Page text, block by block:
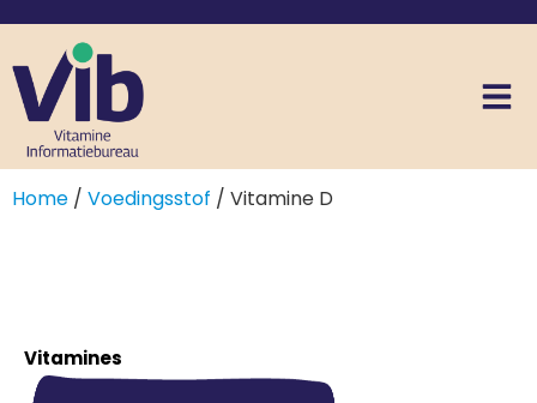
Home / Voedingsstof / Vitamine D
Vitamines